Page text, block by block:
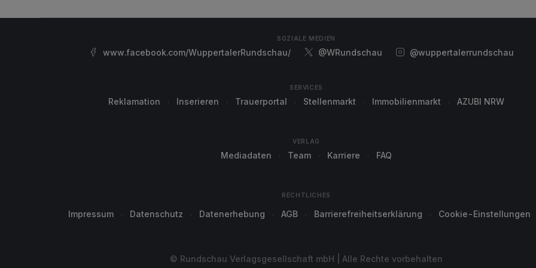
SOZIALE MEDIEN
www.facebook.com/WuppertalerRundschau/ @WRundschau @wuppertalerrundschau
SERVICES
Reklamation Inserieren Trauerportal Stellenmarkt Immobilienmarkt AZUBI NRW
VERLAG
Mediadaten Team Karriere FAQ
RECHTLICHES
Impressum Datenschutz Datenerhebung AGB Barrierefreiheitserklärung Cookie-Einstellungen
© Rundschau Verlagsgesellschaft mbH | Alle Rechte vorbehalten